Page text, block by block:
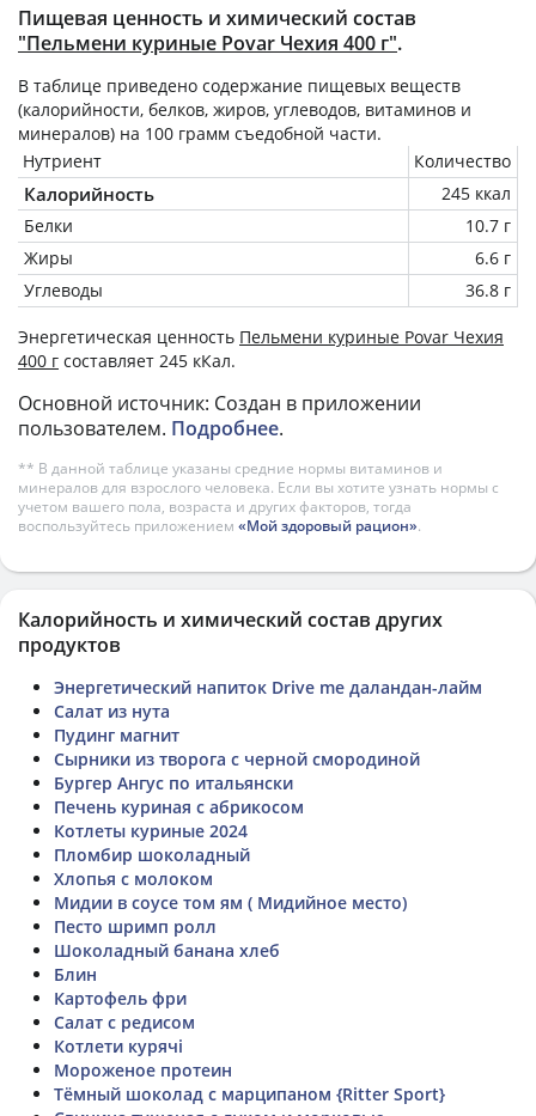
Пищевая ценность и химический состав
"Пельмени куриные Povar Чехия 400 г".
В таблице приведено содержание пищевых веществ
(калорийности, белков, жиров, углеводов, витаминов и
минералов) на 100 грамм съедобной части.
Нутриент
Количество
Калорийность
245 ккал
Белки
10.7 г
Жиры
6.6 г
Углеводы
36.8 г
Энергетическая ценность Пельмени куриные Povar Чехия
400 г составляет 245 кКал.
Основной источник: Создан в приложении
пользователем. Подробнее.
** В данной таблице указаны средние нормы витаминов и
минералов для взрослого человека. Если вы хотите узнать нормы с
учетом вашего пола, возраста и других факторов, тогда
воспользуйтесь приложением «Мой здоровый рацион».
Калорийность и химический состав других
продуктов
Энергетический напиток Drive me даландан-лайм
Салат из нута
Пудинг магнит
Сырники из творога с черной смородиной
Бургер Ангус по итальянски
Печень куриная с абрикосом
Котлеты куриные 2024
Пломбир шоколадный
Хлопья с молоком
Мидии в соусе том ям ( Мидийное место)
Песто шримп ролл
Шоколадный банана хлеб
Блин
Картофель фри
Салат с редисом
Котлети курячі
Мороженое протеин
Тёмный шоколад с марципаном {Ritter Sport}